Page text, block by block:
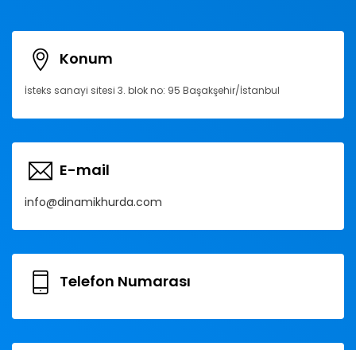
Konum
İsteks sanayi sitesi 3. blok no: 95 Başakşehir/İstanbul
E-mail
info@dinamikhurda.com
Telefon Numarası